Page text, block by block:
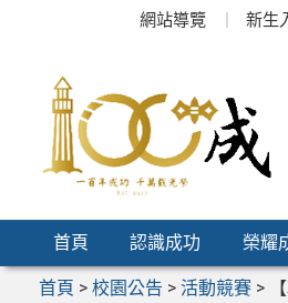
網站導覽 新生
首頁 認識成功 榮耀
首頁 > 校園公告 > 活動競賽>